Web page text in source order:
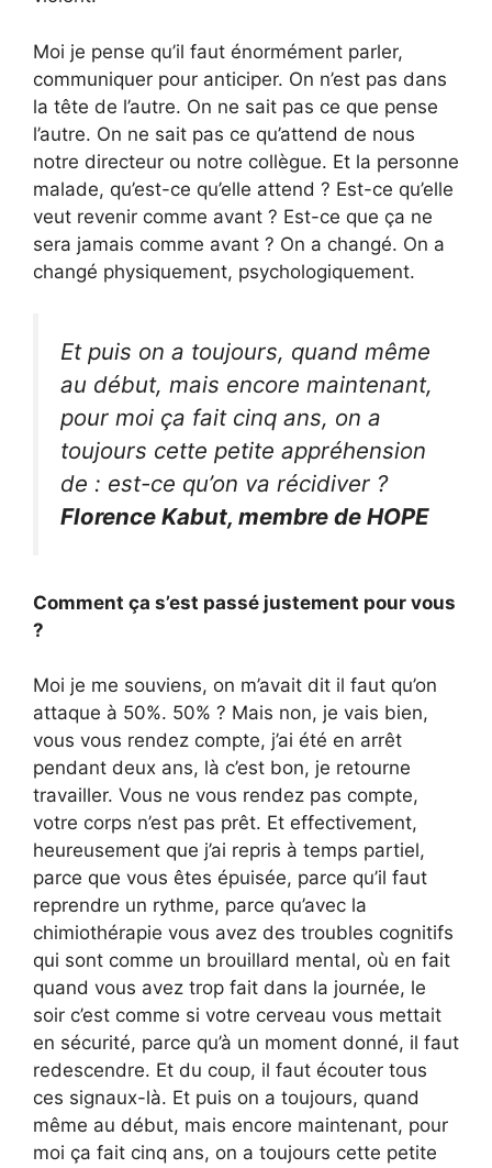
Moi je pense qu’il faut énormément parler,
communiquer pour anticiper. On n’est pas dans
la tête de l’autre. On ne sait pas ce que pense
l’autre. On ne sait pas ce qu’attend de nous
notre directeur ou notre collègue. Et la personne
malade, qu’est-ce qu’elle attend ? Est-ce qu’elle
veut revenir comme avant ? Est-ce que ça ne
sera jamais comme avant ? On a changé. On a
changé physiquement, psychologiquement.
Et puis on a toujours, quand même
au début, mais encore maintenant,
pour moi ça fait cinq ans, on a
toujours cette petite appréhension
de : est-ce qu’on va récidiver ?
Florence Kabut, membre de HOPE
Comment ça s’est passé justement pour vous
?
Moi je me souviens, on m’avait dit il faut qu’on
attaque à 50%. 50% ? Mais non, je vais bien,
vous vous rendez compte, j’ai été en arrêt
pendant deux ans, là c’est bon, je retourne
travailler. Vous ne vous rendez pas compte,
votre corps n’est pas prêt. Et effectivement,
heureusement que j’ai repris à temps partiel,
parce que vous êtes épuisée, parce qu’il faut
reprendre un rythme, parce qu’avec la
chimiothérapie vous avez des troubles cognitifs
qui sont comme un brouillard mental, où en fait
quand vous avez trop fait dans la journée, le
soir c’est comme si votre cerveau vous mettait
en sécurité, parce qu’à un moment donné, il faut
redescendre. Et du coup, il faut écouter tous
ces signaux-là. Et puis on a toujours, quand
même au début, mais encore maintenant, pour
moi ça fait cinq ans, on a toujours cette petite